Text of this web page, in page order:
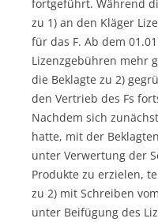
fortgeführt. Während
zu 1) an den Kläger
für das F. Ab dem
Lizenzgebühren mehr
die Beklagte zu 2)
den Vertrieb des Fs
Nachdem sich
hatte, mit der
unter Verwertung der
Produkte zu erzielen,
zu 2) mit Schreiben
unter Beifügung des